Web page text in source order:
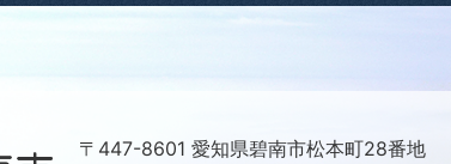
〒447-8601 愛知県碧南市松本町28番地